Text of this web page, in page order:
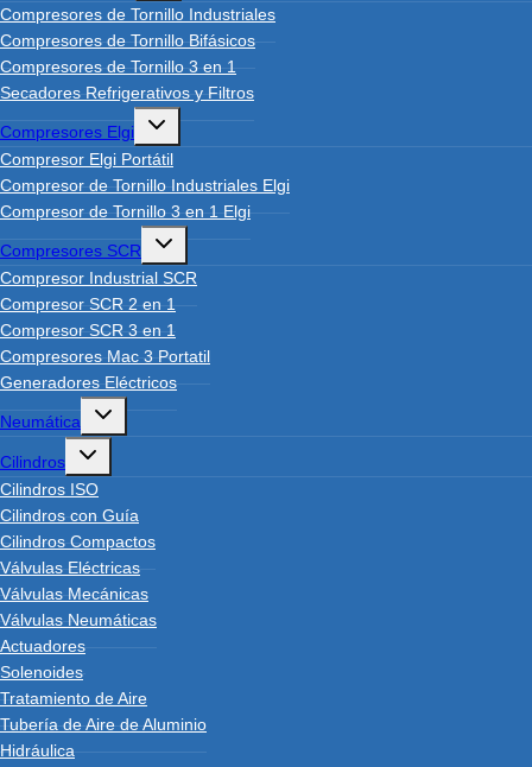
menu
Compresores de Tornillo Industriales
Compresores de Tornillo Bifásicos
Compresores de Tornillo 3 en 1
Secadores Refrigerativos y Filtros
Compresores Elgi
Toggle
menu
Compresor Elgi Portátil
Compresor de Tornillo Industriales Elgi
Compresor de Tornillo 3 en 1 Elgi
Compresores SCR
Toggle
menu
Compresor Industrial SCR
Compresor SCR 2 en 1
Compresor SCR 3 en 1
Compresores Mac 3 Portatil
Generadores Eléctricos
Neumática
Toggle
menu
Cilindros
Toggle
menu
Cilindros ISO
Cilindros con Guía
Cilindros Compactos
Válvulas Eléctricas
Válvulas Mecánicas
Válvulas Neumáticas
Actuadores
Solenoides
Tratamiento de Aire
Tubería de Aire de Aluminio
Hidráulica